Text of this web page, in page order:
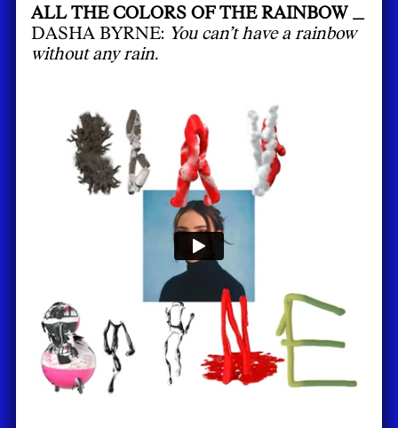
ALL THE COLORS OF THE RAINBOW _
DASHA BYRNE: You can’t have a rainbow
without any rain.